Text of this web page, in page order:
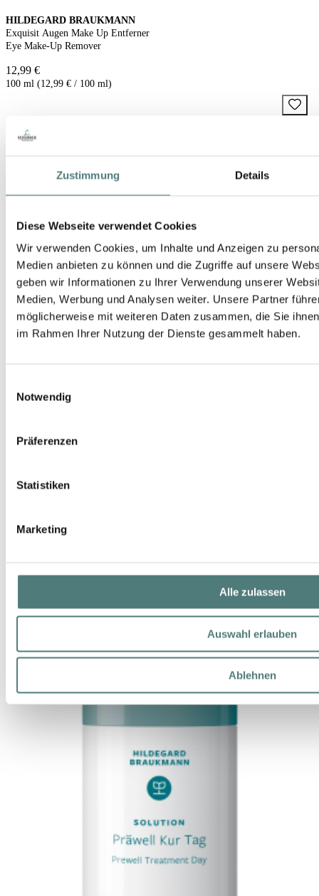
Zustimmung Details
Diese Webseite verwendet Cookies
Wir verwenden Cookies, um Inhalte und Anzeigen zu
Medien anbieten zu können und die Zugriffe auf unsere
geben wir Informationen zu Ihrer Verwendung unserer
Medien, Werbung und Analysen weiter. Unsere Partner
möglicherweise mit weiteren Daten zusammen, die Sie
im Rahmen Ihrer Nutzung der Dienste gesammelt haben.
Notwendig
Präferenzen
Statistiken
Marketing
Alle zulassen
Auswahl erlauben
Ablehnen
HILDEGARD BRAUKMANN
Exquisit Augen Make Up Entferner
Eye Make-Up Remover
12,99 €
100 ml (12,99 € / 100 ml)